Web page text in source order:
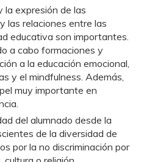
la expresión de las
las relaciones entre las
educativa son importantes.
a cabo formaciones y
a la educación emocional,
y el mindfulness. Además,
muy importante en
del alumnado desde la
de la diversidad de
por la no discriminación por